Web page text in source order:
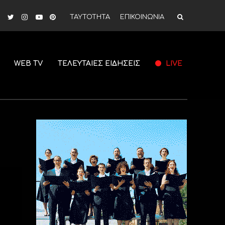
ΤΑΥΤΟΤΗΤΑ ΕΠΙΚΟΙΝΩΝΙΑ
WEB TV ΤΕΛΕΥΤΑΙΕΣ ΕΙΔΗΣΕΙΣ LIVE